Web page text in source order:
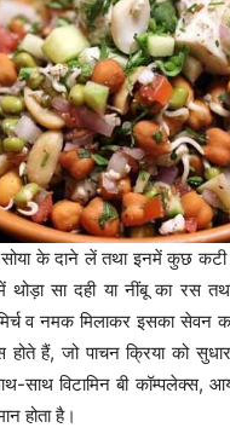
के दाने लें तथा इनमें कुछ कटी
थोड़ा सा दही या नींबू का रस
मिर्च व नमक मिलाकर इसका सेवन
होते हैं, जो पाचन क्रिया को
साथ विटामिन बी कॉम्पलेक्स,
होता है।